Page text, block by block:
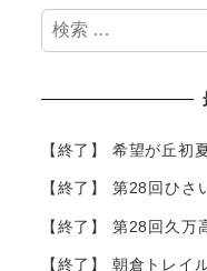
検
索
【終了】 希望が丘初
【終了】 第28回ひさ
【終了】 第28回久万
【終了】 朝倉トレイ